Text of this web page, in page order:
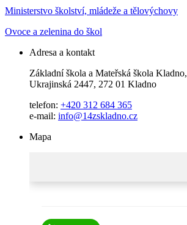
Ministerstvo školství, mládeže a tělovýchovy
Ovoce a zelenina do škol
Adresa a kontakt
Základní škola a Mateřská škola Kladno,
Ukrajinská 2447, 272 01 Kladno
telefon: +420 312 684 365
e-mail: info@14zskladno.cz
Mapa